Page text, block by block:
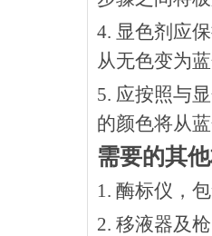
4. 显色剂应
从无色变为
5. 应按照与
的颜色将从
需要的其
1. 酶标仪，
2. 移液器及